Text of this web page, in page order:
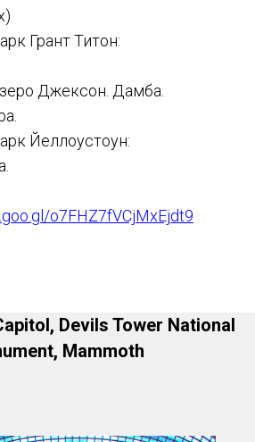
Грант Титон:
Джексон. Дамба.
Йеллоустоун:
o7FHZ7fVCjMxEjdt9
Devils Tower National
Mammoth